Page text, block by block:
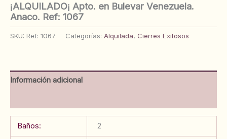
¡ALQUILADO¡ Apto. en Bulevar Venezuela.
Anaco. Ref: 1067
SKU: Ref: 1067 Categorías: Alquilada, Cierres Exitosos
Información adicional
Baños: 2